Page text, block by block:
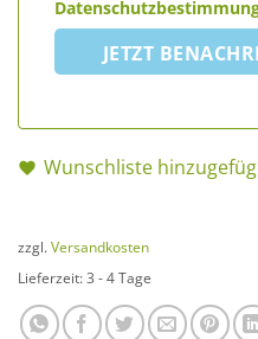
JETZT
Wunschliste
zzgl. Versandkosten
Lieferzeit: 3 - 4 Tage